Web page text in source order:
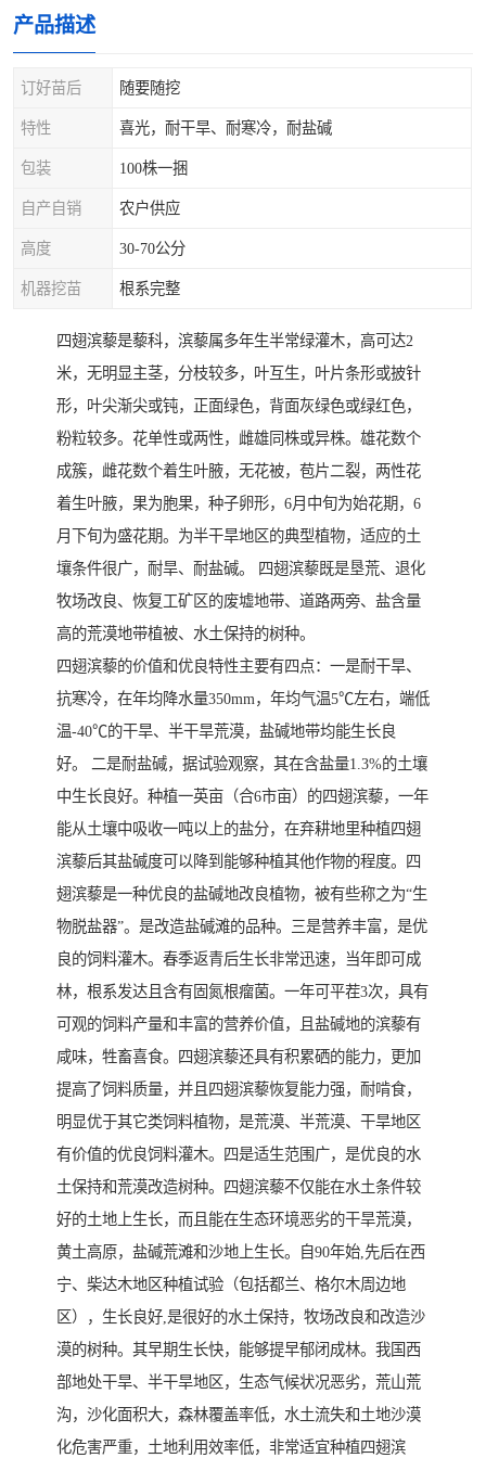
产品描述
订好苗后 随要随挖
特性 喜光，耐干旱、耐寒冷，耐盐碱
包装 100株一捆
自产自销 农户供应
高度 30-70公分
机器挖苗 根系完整
四翅滨藜是藜科，滨藜属多年生半常绿灌木，高可达2
米，无明显主茎，分枝较多，叶互生，叶片条形或披针
形，叶尖渐尖或钝，正面绿色，背面灰绿色或绿红色，
粉粒较多。花单性或两性，雌雄同株或异株。雄花数个
成簇，雌花数个着生叶腋，无花被，苞片二裂，两性花
着生叶腋，果为胞果，种子卵形，6月中旬为始花期，6
月下旬为盛花期。为半干旱地区的典型植物，适应的土
壤条件很广，耐旱、耐盐碱。 四翅滨藜既是垦荒、退化
牧场改良、恢复工矿区的废墟地带、道路两旁、盐含量
高的荒漠地带植被、水土保持的树种。
四翅滨藜的价值和优良特性主要有四点：一是耐干旱、
抗寒冷，在年均降水量350mm，年均气温5℃左右，端低
温-40℃的干旱、半干旱荒漠，盐碱地带均能生长良
好。 二是耐盐碱，据试验观察，其在含盐量1.3%的土壤
中生长良好。种植一英亩（合6市亩）的四翅滨藜，一年
能从土壤中吸收一吨以上的盐分，在弃耕地里种植四翅
滨藜后其盐碱度可以降到能够种植其他作物的程度。四
翅滨藜是一种优良的盐碱地改良植物，被有些称之为“生
物脱盐器”。是改造盐碱滩的品种。三是营养丰富，是优
良的饲料灌木。春季返青后生长非常迅速，当年即可成
林，根系发达且含有固氮根瘤菌。一年可平茬3次，具有
可观的饲料产量和丰富的营养价值，且盐碱地的滨藜有
咸味，牲畜喜食。四翅滨藜还具有积累硒的能力，更加
提高了饲料质量，并且四翅滨藜恢复能力强，耐啃食，
明显优于其它类饲料植物，是荒漠、半荒漠、干旱地区
有价值的优良饲料灌木。四是适生范围广，是优良的水
土保持和荒漠改造树种。四翅滨藜不仅能在水土条件较
好的土地上生长，而且能在生态环境恶劣的干旱荒漠，
黄土高原，盐碱荒滩和沙地上生长。自90年始,先后在西
宁、柴达木地区种植试验（包括都兰、格尔木周边地
区），生长良好,是很好的水土保持，牧场改良和改造沙
漠的树种。其早期生长快，能够提早郁闭成林。我国西
部地处干旱、半干旱地区，生态气候状况恶劣，荒山荒
沟，沙化面积大，森林覆盖率低，水土流失和土地沙漠
化危害严重，土地利用效率低，非常适宜种植四翅滨